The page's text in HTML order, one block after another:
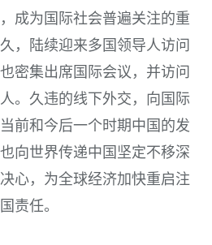
成为国际社会普遍关注的重
，陆续迎来多国领导人访问
密集出席国际会议，并访问
。久违的线下外交，向国际
前和今后一个时期中国的发
向世界传递中国坚定不移深
心，为全球经济加快重启注
责任。